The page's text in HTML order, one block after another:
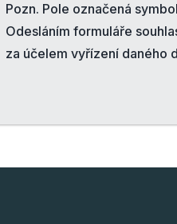
Pozn. Pole označená
Odesláním formuláře
za účelem vyřízení daného